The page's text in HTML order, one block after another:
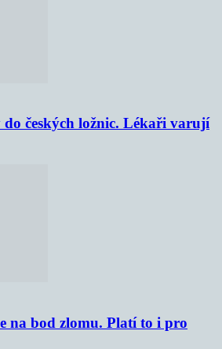
českých ložnic. Lékaři varují
na bod zlomu. Platí to i pro